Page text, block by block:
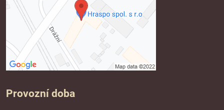
Provozní doba